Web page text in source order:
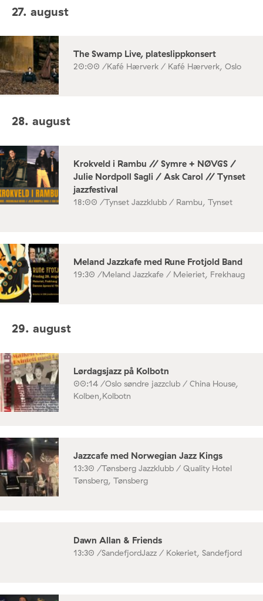
27. august
The Swamp Live, plateslippkonsert
20:00 /Kafé Hærverk / Kafé Hærverk, Oslo
28. august
Krokveld i Rambu // Symre + NØVGS /
Julie Nordpoll Sagli / Ask Carol // Tynset
jazzfestival
18:00 /Tynset Jazzklubb / Rambu, Tynset
Meland Jazzkafe med Rune Frotjold Band
19:30 /Meland Jazzkafe / Meieriet, Frekhaug
29. august
Lørdagsjazz på Kolbotn
00:14 /Oslo søndre jazzclub / China House,
Kolben,Kolbotn
Jazzcafe med Norwegian Jazz Kings
13:30 /Tønsberg Jazzklubb / Quality Hotel
Tønsberg, Tønsberg
Dawn Allan & Friends
13:30 /SandefjordJazz / Kokeriet, Sandefjord